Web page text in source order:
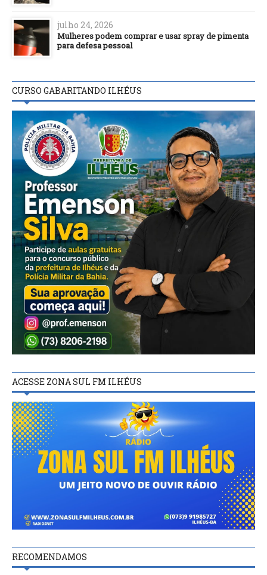
julho 24, 2026
Mulheres podem comprar e usar spray de pimenta
para defesa pessoal
CURSO GABARITANDO ILHÉUS
ACESSE ZONA SUL FM ILHÉUS
RECOMENDAMOS